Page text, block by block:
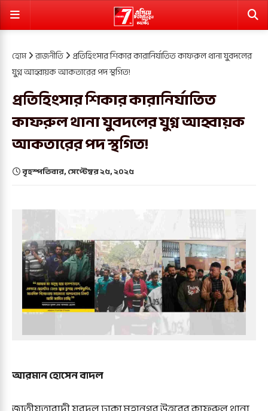
হোম রাজনীতি প্রতিহিংসার শিকার কারানির্যাতিত কাফরুল থানা যুবদলের
যুগ্ন আহ্বায়ক আকতারের পদ স্থগিত!
প্রতিহিংসার শিকার কারানির্যাতিত
কাফরুল থানা যুবদলের যুগ্ন আহ্বায়ক
আকতারের পদ স্থগিত!
বৃহস্পতিবার, সেপ্টেম্বর ২৫, ২০২৫
আরমান হোসেন বাদল